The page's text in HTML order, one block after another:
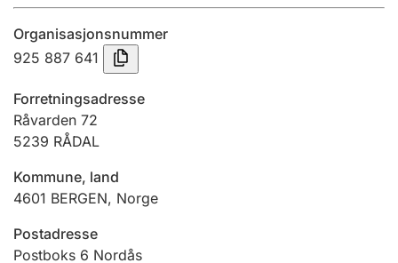
Innsending og forseinkingsgebyr
Tinglysing
Jeger
Ektepaktrettleiaren
Organisasjonsnummer
925 887 641
Forretningsadresse
Råvarden 72
5239 RÅDAL
Kommune, land
4601 BERGEN, Norge
Postadresse
Postboks 6 Nordås